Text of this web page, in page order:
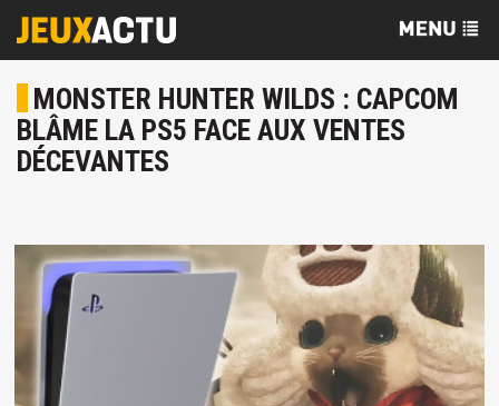
MONSTER HUNTER WILDS : CAPCOM
BLÂME LA PS5 FACE AUX VENTES
DÉCEVANTES